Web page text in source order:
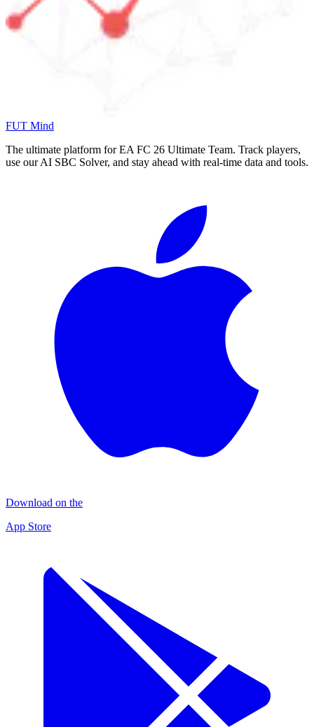
FUT Mind
The ultimate platform for EA FC 26 Ultimate Team. Track players,
use our AI SBC Solver, and stay ahead with real-time data and tools.
Download on the
App Store